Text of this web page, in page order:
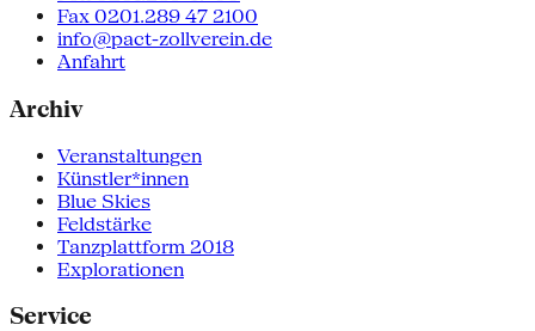
Fax 0201.289 47 2100
info@pact-zollverein.de
Anfahrt
Archiv
Veranstaltungen
Künstler*innen
Blue Skies
Feldstärke
Tanzplattform 2018
Explorationen
Service